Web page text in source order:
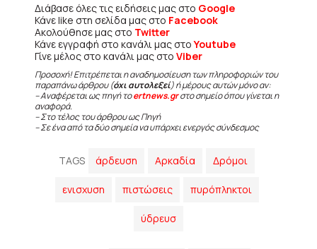
Διάβασε όλες τις ειδήσεις μας στο Google
Κάνε like στη σελίδα μας στο Facebook
Ακολούθησε μας στο Twitter
Κάνε εγγραφή στο κανάλι μας στοYoutube
Γίνε μέλος στο κανάλι μας στο Viber
Προσοχή! Επιτρέπεται η αναδημοσίευση των πληροφοριών του
παραπάνω άρθρου (όχι αυτολεξεί) ή μέρους αυτών μόνο αν:
– Αναφέρεται ως πηγή τοertnews.grστο σημείο όπου γίνεται η
αναφορά.
– Στο τέλος του άρθρου ως Πηγή
– Σε ένα από τα δύο σημεία να υπάρχει ενεργός σύνδεσμος
TAGS άρδευση Αρκαδία Δρόμοι
ενισχυση πιστώσεις πυρόπληκτοι
ύδρευσ